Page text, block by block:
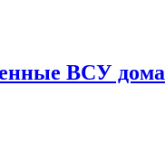
ВСУ дома